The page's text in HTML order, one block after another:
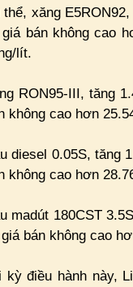
thể, xăng
bán không cao
lít.
RON95-III, tăng
không cao hơn
diesel 0.05S, tăng
không cao hơn
madút 180CST
bán không cao
kỳ điều hành này,